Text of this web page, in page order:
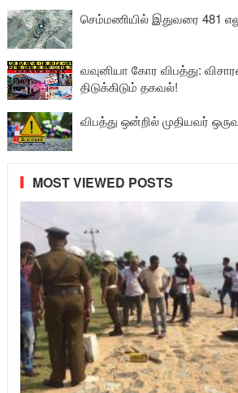
செம்மணியில் இதுவரை 481
வவுனியா கோர விபத்து:
திடுக்கிடும் தகவல்!
விபத்து ஒன்றில் முதியவர்
MOST VIEWED POSTS